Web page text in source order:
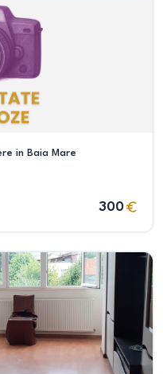
in Baia Mare
300